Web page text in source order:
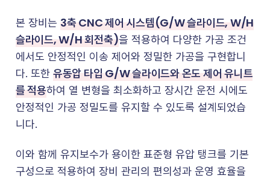
본 장비는 3축 CNC 제어 시스템(G/W 슬라이드, W/H
슬라이드, W/H 회전축)을 적용하여 다양한 가공 조건
에서도 안정적인 이송 제어와 정밀한 가공을 구현합니
다. 또한 유동압 타입 G/W 슬라이드와 온도 제어 유니트
를 적용하여 열 변형을 최소화하고 장시간 운전 시에도
안정적인 가공 정밀도를 유지할 수 있도록 설계되었습
니다.
이와 함께 유지보수가 용이한 표준형 유압 탱크를 기본
구성으로 적용하여 장비 관리의 편의성과 운영 효율을